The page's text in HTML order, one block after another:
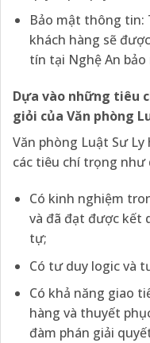
Bảo mật thông tin:
khách hàng sẽ
tín tại Nghệ An
Dựa vào những tiêu
giỏi của Văn phòng
Văn phòng Luật Sư
các tiêu chí trọng như
Có kinh nghiệm
và đã đạt được kết
tự;
Có tư duy logic và
Có khả năng giao
hàng và thuyết
đàm phán giải